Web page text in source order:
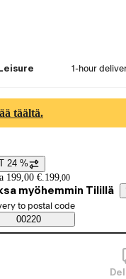
1-hour
täältä.
details
24 %
199,00 €. 199,00
myöhemmin Tilillä
order method
to postal code
00220